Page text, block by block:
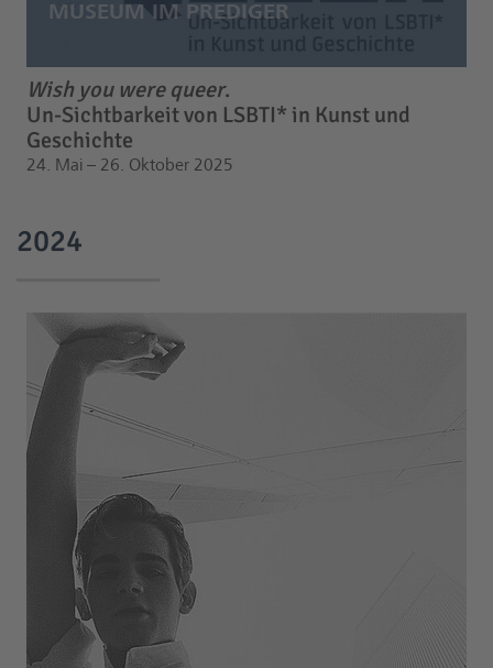
Wish you were queer.
Un-Sichtbarkeit von LSBTI* in Kunst und
Geschichte
24. Mai – 26. Oktober 2025
2024